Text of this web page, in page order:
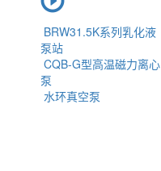
BRW31.5K系列乳化液
泵站
CQB-G型高温磁力离心
泵
水环真空泵